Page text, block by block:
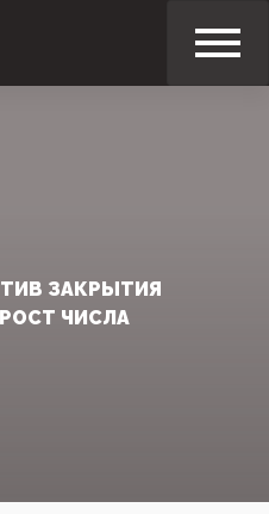
ЗАКРЫТИЯ
ЧИСЛА